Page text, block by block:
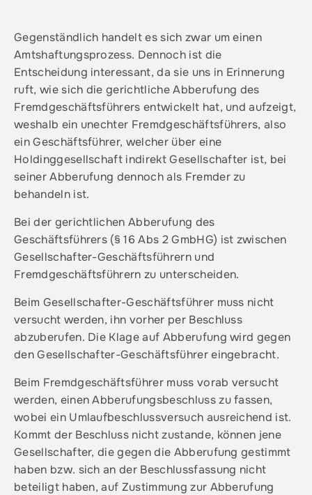
Gegenständlich handelt es sich zwar um einen
Amtshaftungsprozess. Dennoch ist die
Entscheidung interessant, da sie uns in Erinnerung
ruft, wie sich die gerichtliche Abberufung des
Fremdgeschäftsführers entwickelt hat, und aufzeigt,
weshalb ein unechter Fremdgeschäftsführers, also
ein Geschäftsführer, welcher über eine
Holdinggesellschaft indirekt Gesellschafter ist, bei
seiner Abberufung dennoch als Fremder zu
behandeln ist.
Bei der gerichtlichen Abberufung des
Geschäftsführers (§ 16 Abs 2 GmbHG) ist zwischen
Gesellschafter-Geschäftsführern und
Fremdgeschäftsführern zu unterscheiden.
Beim Gesellschafter-Geschäftsführer muss nicht
versucht werden, ihn vorher per Beschluss
abzuberufen. Die Klage auf Abberufung wird gegen
den Gesellschafter-Geschäftsführer eingebracht.
Beim Fremdgeschäftsführer muss vorab versucht
werden, einen Abberufungsbeschluss zu fassen,
wobei ein Umlaufbeschlussversuch ausreichend ist.
Kommt der Beschluss nicht zustande, können jene
Gesellschafter, die gegen die Abberufung gestimmt
haben bzw. sich an der Beschlussfassung nicht
beteiligt haben, auf Zustimmung zur Abberufung